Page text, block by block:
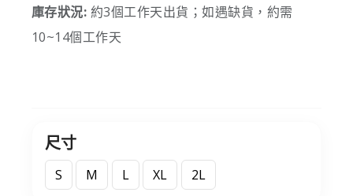
庫存狀況: 約3個工作天出貨；如遇缺貨，約需
10~14個工作天
尺寸
S M L XL 2L